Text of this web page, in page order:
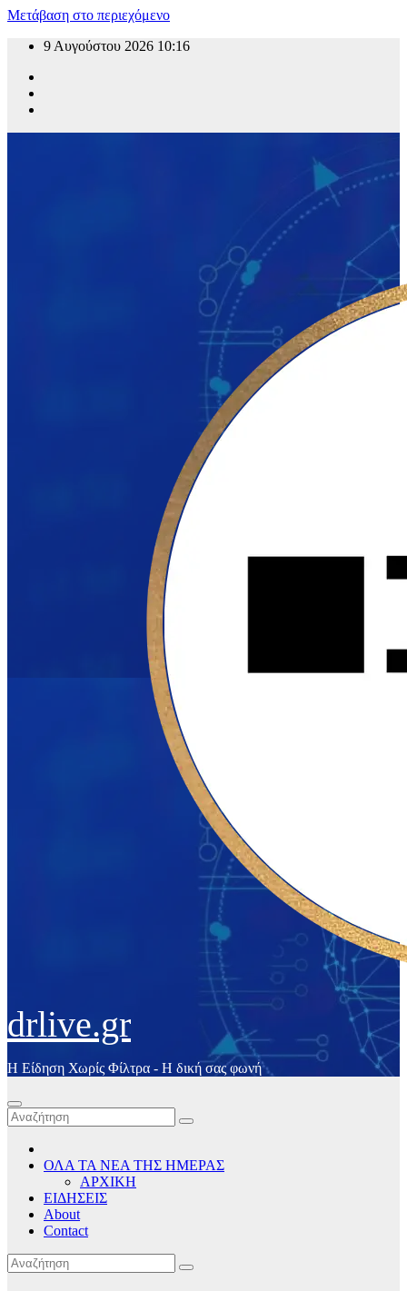
Μετάβαση στο περιεχόμενο
9 Αυγούστου 2026 10:16
drlive.gr
Η Είδηση Χωρίς Φίλτρα - H δική σας φωνή
ΟΛΑ ΤΑ ΝΕΑ ΤΗΣ ΗΜΕΡΑΣ
ΑΡΧΙΚΗ
ΕΙΔΗΣΕΙΣ
About
Contact